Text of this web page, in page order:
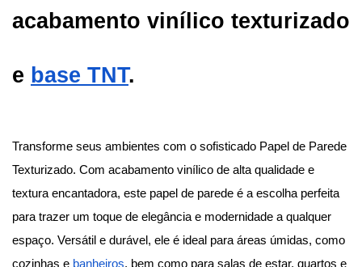
acabamento vinílico texturizado
e base TNT.
Transforme seus ambientes com o sofisticado Papel de Parede
Texturizado. Com acabamento vinílico de alta qualidade e
textura encantadora, este papel de parede é a escolha perfeita
para trazer um toque de elegância e modernidade a qualquer
espaço. Versátil e durável, ele é ideal para áreas úmidas, como
cozinhas e banheiros, bem como para salas de estar, quartos e